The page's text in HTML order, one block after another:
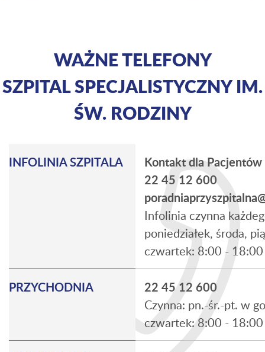
WAŻNE TELEFONY
SZPITAL SPECJALISTYCZNY IM.
ŚW. RODZINY
INFOLINIA SZPITALA
Kontakt dla Pacjentów
22 45 12 600
Infolinia czynna
poniedziałek, środa,
czwartek: 8:00 - 18:00
PRZYCHODNIA
22 45 12 600
Czynna: pn.-śr.-pt. w
czwartek: 8:00 - 18:00